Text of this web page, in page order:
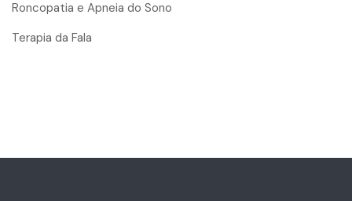
Roncopatia e Apneia do Sono
Terapia da Fala